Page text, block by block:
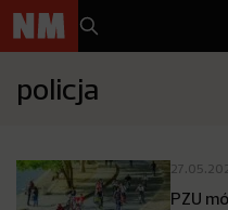
policja
PZU